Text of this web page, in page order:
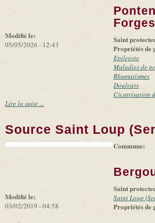
-
external)
Microsoft
suppliers
Modifié le:
05/05/2026 - 12:43
Saint
Propriétés de
Epilepsie
Maladies de
Rhumatismes
Douleurs
Cicatrisation
Lire la suite ...
Source Saint Loup
-
Leaflet(link is
|
external)
Microsoft
suppliers
Modifié le:
03/02/2019 - 04:58
Commune:
Saint
Saint Loup
Propriétés de